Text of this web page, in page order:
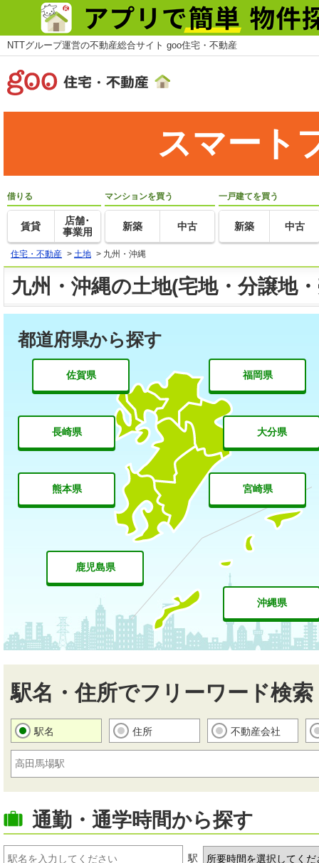
NTTグループ運営の不動産総合サイト goo住宅・不動産
スマート
借りる
賃貸
店舗･
事業用
マンションを買う
新築 中古
一戸建てを買う
新築 中古
住宅・不動産 > 土地 > 九州・沖縄
九州・沖縄の土地(宅地・分譲地
都道府県から探す
福岡県
佐賀県
長崎県
熊本県
大分県
宮崎県
鹿児島県
沖縄県
駅名・住所でフリーワード検索
駅名 住所 不動産会社
通勤・通学時間から探す
駅